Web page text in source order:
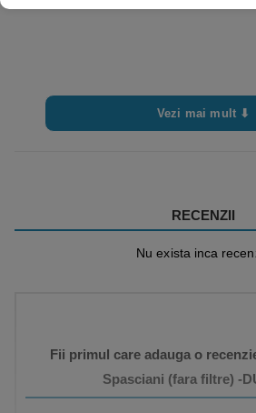
Vezi mai mult ⬇
RECENZII
Nu exista inca
Fii primul care adauga o
Spasciani (fara filtre) -